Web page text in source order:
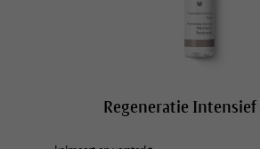
Regeneratie